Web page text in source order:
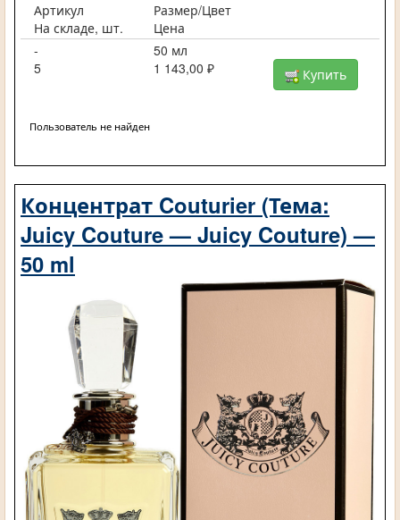
Артикул
Размер/Цвет
На складе, шт.
Цена
-
50 мл
5
1 143,00 ₽ Купить
Пользователь не найден
Концентрат Couturier (Тема:
Juicy Couture — Juicy Couture) —
50 ml